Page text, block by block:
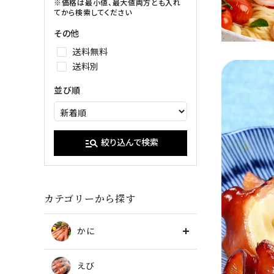
イクラ
たらこ・
※価格は最小値、最大値両方とも入れ
てから検索してください
その他
送料無料
送料別
並び順
manage_search 絞り込んで検索
カテゴリーから探す
かに
えび